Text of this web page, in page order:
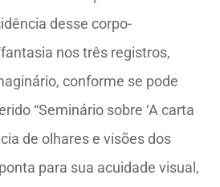
desse corpo-
nos três registros,
conforme se pode
“Seminário sobre ‘A carta
de olhares e visões dos
para sua acuidade visual,